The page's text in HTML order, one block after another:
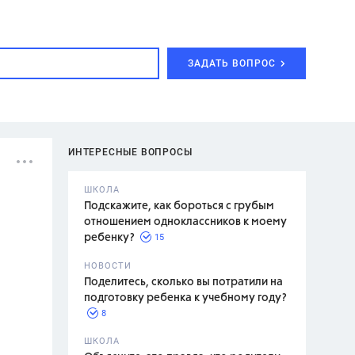
ЗАДАТЬ ВОПРОС
ИНТЕРЕСНЫЕ ВОПРОСЫ
ШКОЛА
Подскажите, как бороться с грубым
отношением одноклассников к моему
ребенку?
15
НОВОСТИ
Поделитесь, сколько вы потратили на
подготовку ребенка к учебному году?
8
ШКОЛА